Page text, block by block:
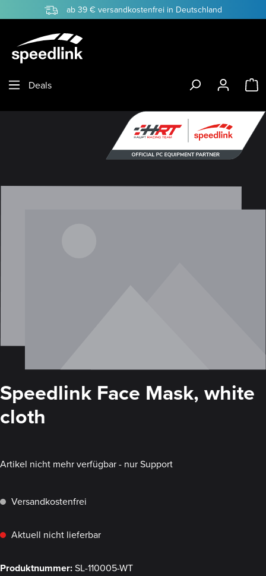
Zum Hauptinhalt springenab 39 € versandkostenfrei in Deutschland
Deals
Bildergalerie überspringen
Speedlink Face Mask, white
cloth
Artikel nicht mehr verfügbar - nur Support
Versandkostenfrei
Aktuell nicht lieferbar
Produktnummer:SL-110005-WT